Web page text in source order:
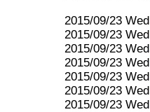
2015/09/23 Wed
2015/09/23 Wed
2015/09/23 Wed
2015/09/23 Wed
2015/09/23 Wed
2015/09/23 Wed
2015/09/23 Wed